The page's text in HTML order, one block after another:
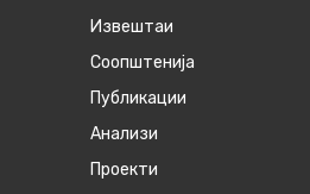
Извештаи
Соопштенија
Публикации
Анализи
Проекти